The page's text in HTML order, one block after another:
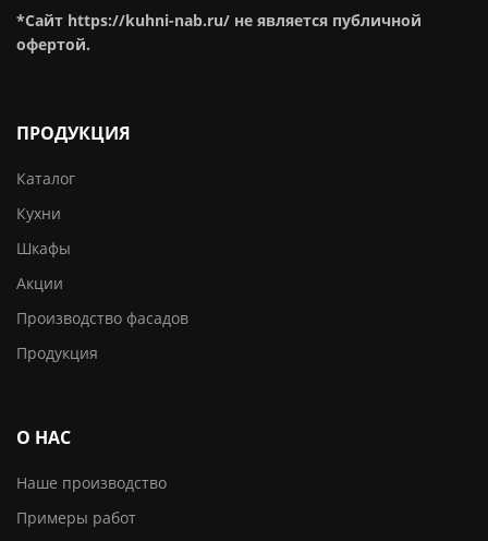
*Сайт https://kuhni-nab.ru/ не является публичной
офертой.
ПРОДУКЦИЯ
Каталог
Кухни
Шкафы
Акции
Производство фасадов
Продукция
О НАС
Наше производство
Примеры работ